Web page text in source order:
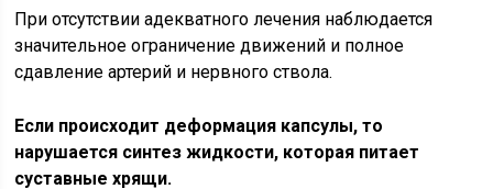
При отсутствии адекватного лечения наблюдается
значительное ограничение движений и полное
сдавление артерий и нервного ствола.
Если происходит деформация капсулы, то
нарушается синтез жидкости, которая питает
суставные хрящи.